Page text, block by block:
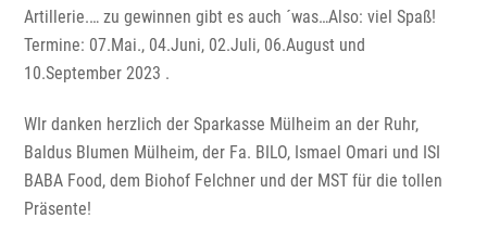
Artillerie.… zu gewinnen gibt es auch ´was…Also: viel Spaß!
Termine: 07.Mai., 04.Juni, 02.Juli, 06.August und
10.September 2023 .
WIr danken herzlich der Sparkasse Mülheim an der Ruhr,
Baldus Blumen Mülheim, der Fa. BILO, Ismael Omari und ISI
BABA Food, dem Biohof Felchner und der MST für die tollen
Präsente!